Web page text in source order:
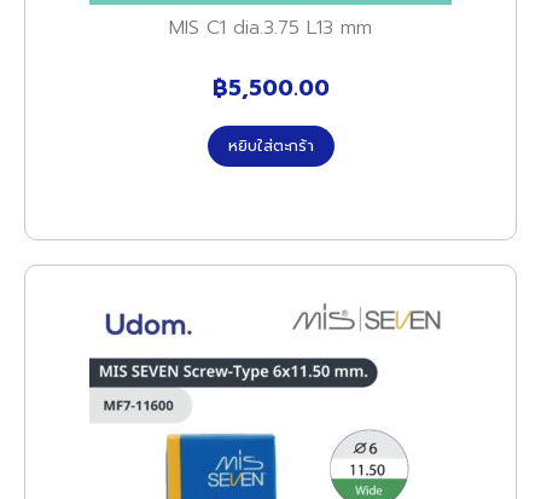
MIS C1 dia.3.75 L13 mm
฿5,500.00
หยิบใส่ตะกร้า